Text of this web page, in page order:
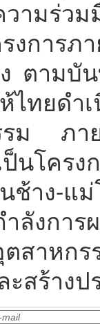
วามร่ว
งการภ
ตามบั
ทยดำ
รม ภา
รงกา
ช้าง-แ
ลังการ
สาหกร
ะสร้าง